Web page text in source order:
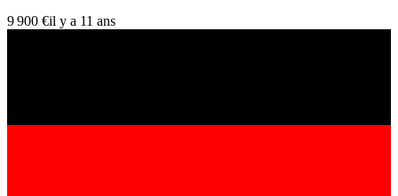
9 900 €il y a 11 ans